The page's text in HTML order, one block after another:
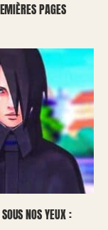
PAGES
NOS YEUX :